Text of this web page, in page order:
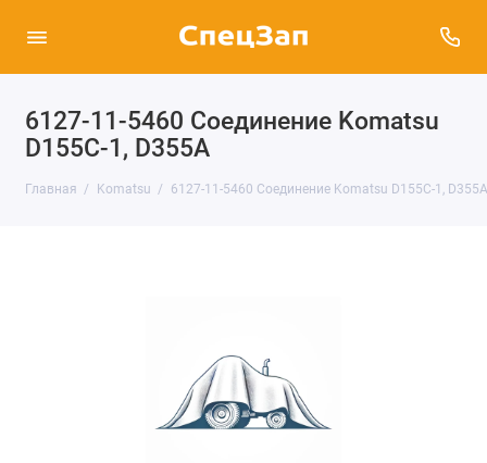
6127-11-5460 Соединение Komatsu
D155C-1, D355A
Главная Komatsu 6127-11-5460 Соединение Komatsu D155C-1, D355A